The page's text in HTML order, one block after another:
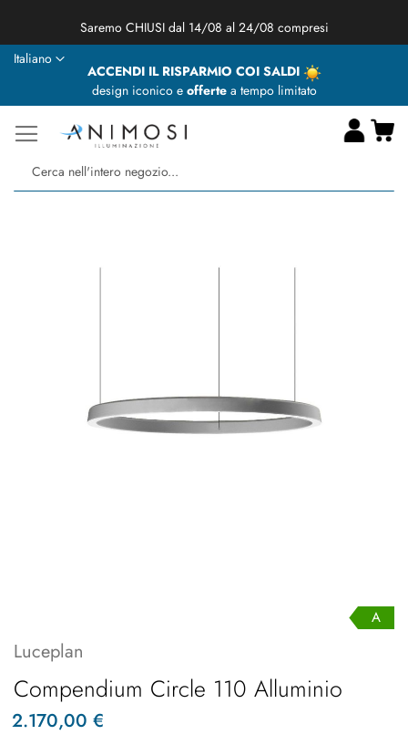
★ Animosi Illuminazione vi augura delle BUONE VACANZE ★
ACCENDI IL RISPARMIO COI SALDI
design iconico e offertea tempo limitato
Lingua
Italiano
A
Luceplan
Compendium Circle 110 Alluminio
2.170,00 €